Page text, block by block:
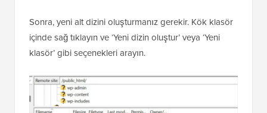
Sonra, yeni alt dizini oluşturmanız gerekir. Kök klasör
içinde sağ tıklayın ve ‘Yeni dizin oluştur’ veya ‘Yeni
klasör’ gibi seçenekleri arayın.